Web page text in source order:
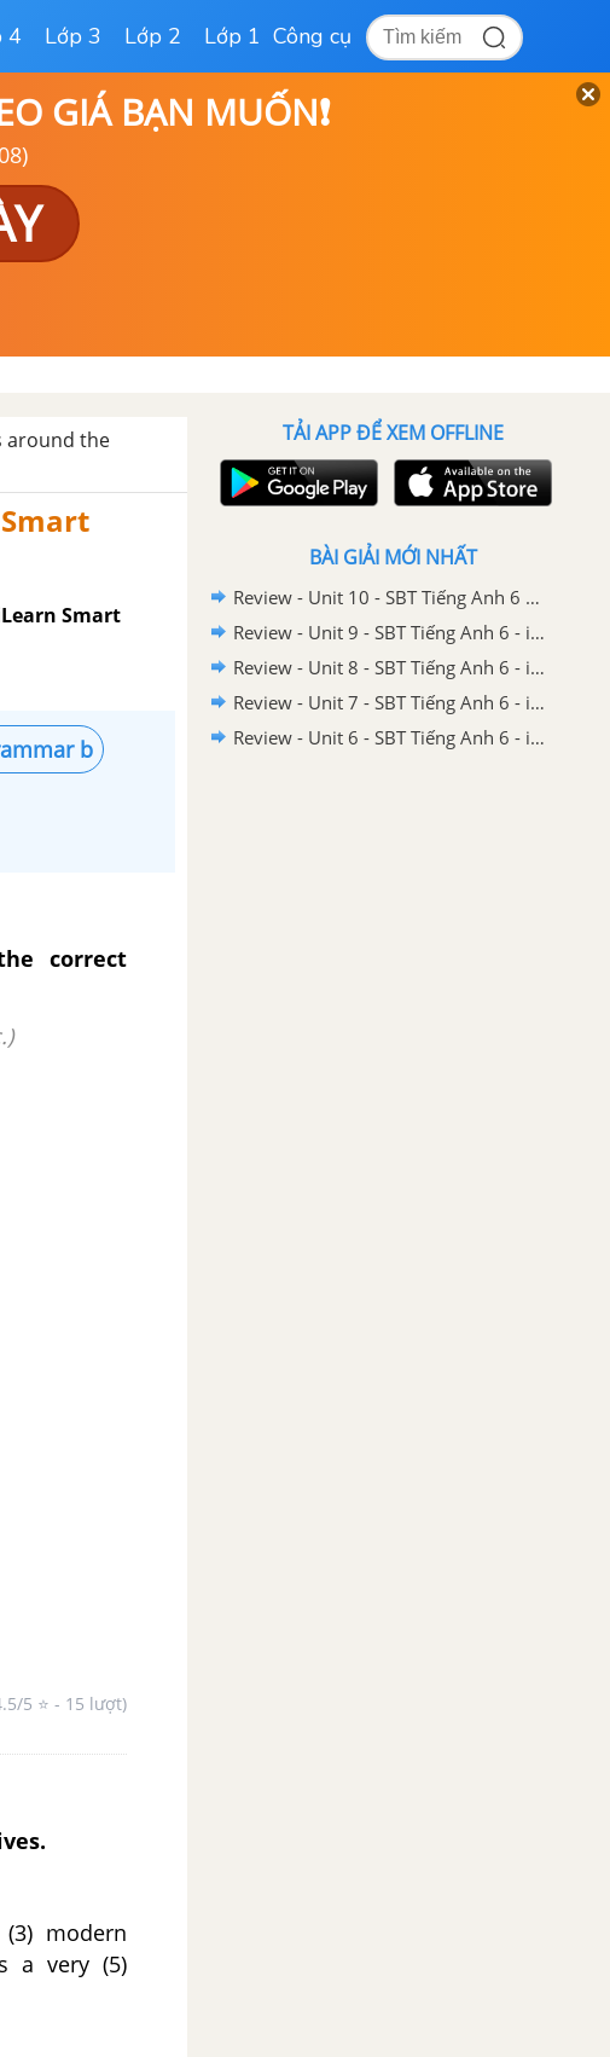
4 Lớp 3 Lớp 2 Lớp 1 Công cụ
GIÁ BẠN MUỐN❗
around the
Smart
b
correct
5 ⭐ - 15 lượt)
modern
a very (5)
TẢI APP ĐỂ XEM OFFLINE
BÀI GIẢI MỚI NHẤT
Review - Unit 10 - SBT Tiếng Anh 6 - iLearn Smart World
Review - Unit 9 - SBT Tiếng Anh 6 - iLearn Smart World
Review - Unit 8 - SBT Tiếng Anh 6 - iLearn Smart World
Review - Unit 7 - SBT Tiếng Anh 6 - iLearn Smart World
Review - Unit 6 - SBT Tiếng Anh 6 - iLearn Smart World